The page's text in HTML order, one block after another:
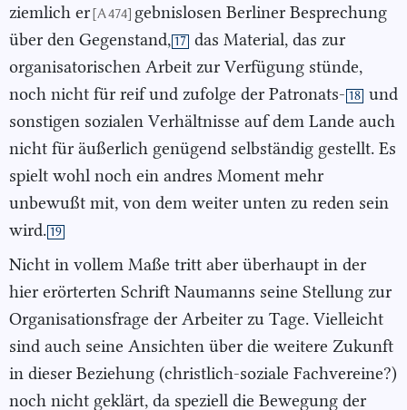
ziemlich er[A 474] gebnislosen Berliner Besprechung
über den Gegenstand, 17 das Material, das zur
organisatorischen Arbeit zur Verfügung stünde,
noch nicht für reif und zufolge der Patronats- 18 und
sonstigen sozialen Verhältnisse auf dem Lande auch
nicht für äußerlich genügend selbständig gestellt. Es
spielt wohl noch ein andres Moment mehr
unbewußt mit, von dem weiter unten zu reden sein
wird. 19
Nicht in vollem Maße tritt aber überhaupt in der
hier erörterten Schrift Naumanns seine Stellung zur
Organisationsfrage der Arbeiter zu Tage. Vielleicht
sind auch seine Ansichten über die weitere Zukunft
in dieser Beziehung (christlich-soziale Fachvereine?)
noch nicht geklärt, da speziell die Bewegung der